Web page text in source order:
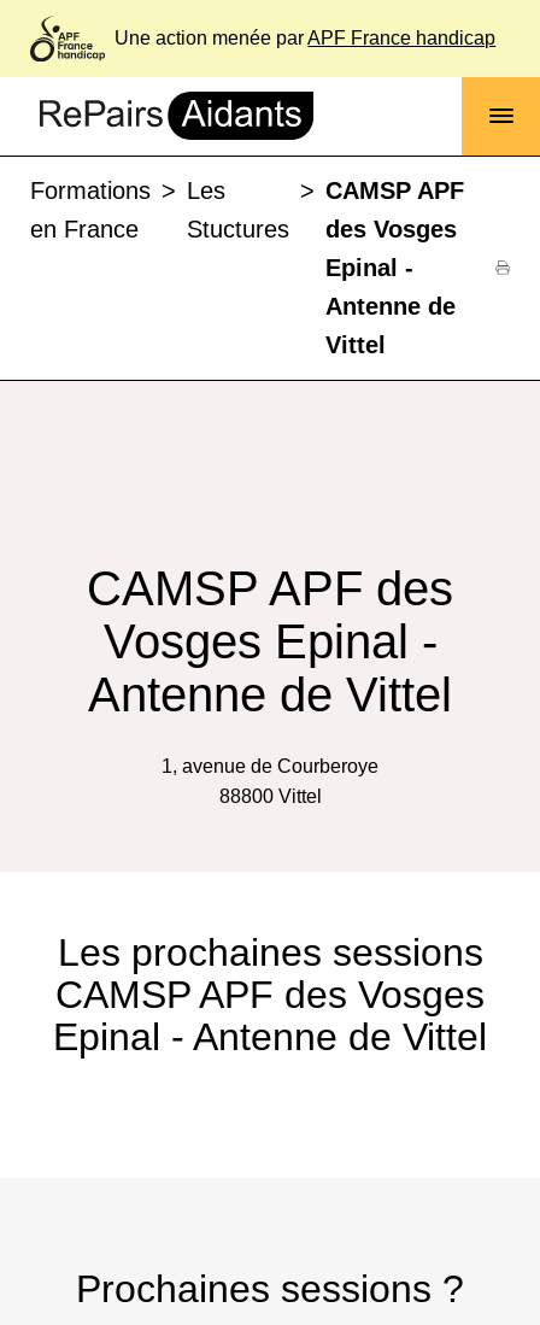
Une action menée parAPF France handicap
Formations
en France
> Les
Stuctures
> CAMSP APF
des Vosges
Epinal -
Antenne de
Vittel
CAMSP APF des
Vosges Epinal -
Antenne de Vittel
1, avenue de Courberoye
88800 Vittel
Les prochaines sessions
CAMSP APF des Vosges
Epinal - Antenne de Vittel
Prochaines sessions ?